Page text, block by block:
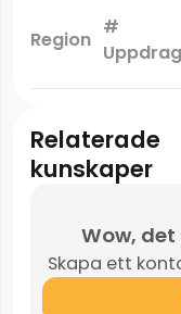
Region
#
Uppdrag
Relaterade
kunskaper
Wow,
Skapa ett